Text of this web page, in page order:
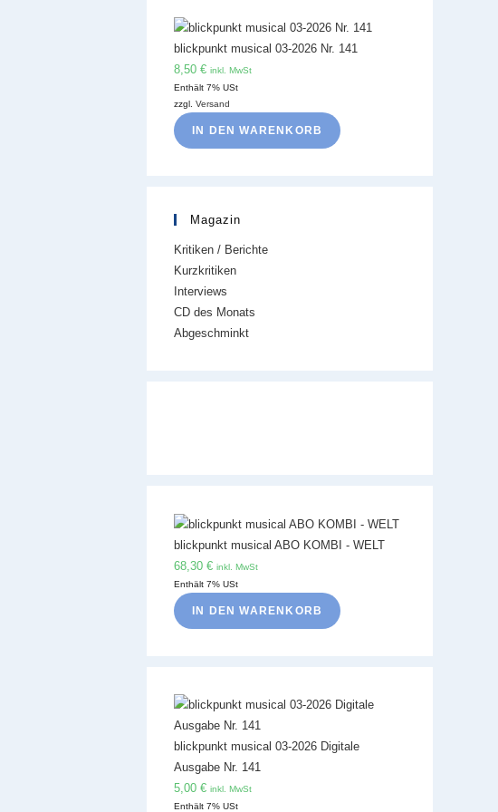
blickpunkt musical 03-2026 Nr. 141
8,50 € inkl. MwSt
Enthält 7% USt
zzgl. Versand
IN DEN WARENKORB
Magazin
Kritiken / Berichte
Kurzkritiken
Interviews
CD des Monats
Abgeschminkt
blickpunkt musical ABO KOMBI - WELT
68,30 € inkl. MwSt
Enthält 7% USt
IN DEN WARENKORB
blickpunkt musical 03-2026 Digitale
Ausgabe Nr. 141
5,00 € inkl. MwSt
Enthält 7% USt